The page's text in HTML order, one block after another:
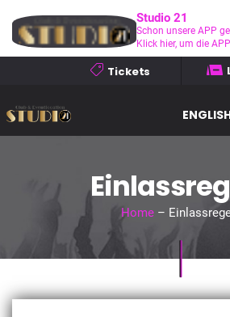
Tickets
Home–
Studio 21
Schon unsere APP
Klick hier, um die